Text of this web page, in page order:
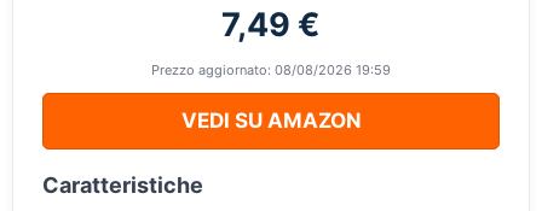
7,49 €
Prezzo aggiornato: 08/08/2026 19:59
VEDI SU AMAZON
Caratteristiche